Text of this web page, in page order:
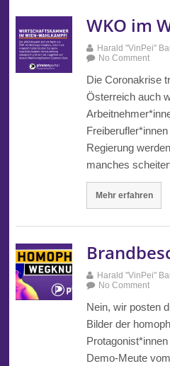
WKO im
Harald "VinPei"
No Comment
Die Coronakrise
Österreich auch
Regierung
manches
Mehr erfahren
Harald "VinPei"
No Comment
Nein, wir posten
Bilder der
Demo-Meute